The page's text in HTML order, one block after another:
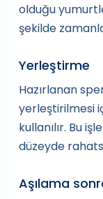
olduğu
şekilde
Yerleştirme
Hazırlanan
yerleştirilmesi
kullanılır. Bu
düzeyde
Aşılama